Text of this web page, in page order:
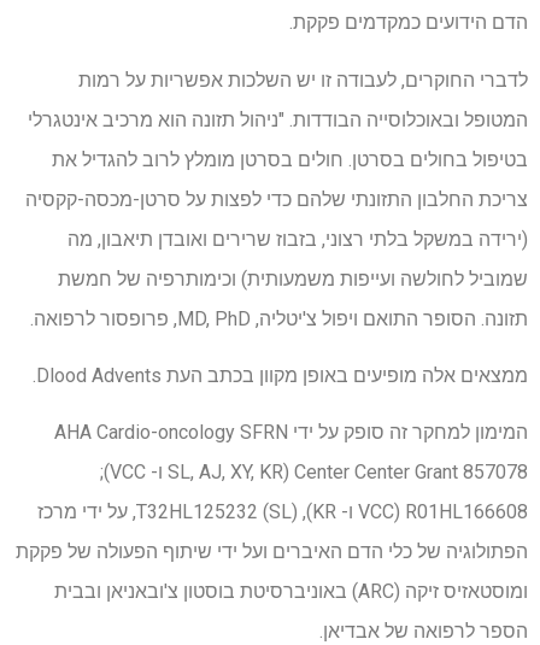
הדם הידועים כמקדמים פקקת.
לדברי החוקרים, לעבודה זו יש השלכות אפשריות על רמות
המטופל ובאוכלוסייה הבודדות. "ניהול תזונה הוא מרכיב אינטגרלי
בטיפול בחולים בסרטן. חולים בסרטן מומלץ לרוב להגדיל את
צריכת החלבון התזונתי שלהם כדי לפצות על סרטן-מכסה-קקסיה
(ירידה במשקל בלתי רצוני, בזבוז שרירים ואובדן תיאבון, מה
שמוביל לחולשה ועייפות משמעותית) וכימותרפיה של חמשת
תזונה. הסופר התואם ויפול צ'יטליה, MD, PhD, פרופסור לרפואה.
ממצאים אלה מופיעים באופן מקוון בכתב העת Dlood Advents.
המימון למחקר זה סופק על ידי AHA Cardio-oncology SFRN
Center Center Grant 857078 (SL, AJ, XY, KR ו- VCC);
R01HL166608 (VCC ו- KR), T32HL125232 (SL), על ידי מרכז
הפתולוגיה של כלי הדם האיברים ועל ידי שיתוף הפעולה של פקקת
ומוסטאזיס זיקה (ARC) באוניברסיטת בוסטון צ'ובאניאן ובבית
הספר לרפואה של אבדיאן.